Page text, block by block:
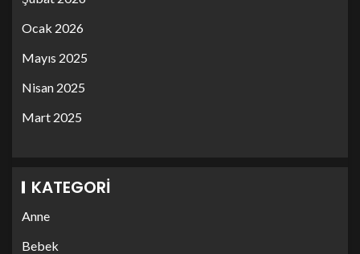
Ocak 2026
Mayıs 2025
Nisan 2025
Mart 2025
KATEGORI
Anne
Bebek